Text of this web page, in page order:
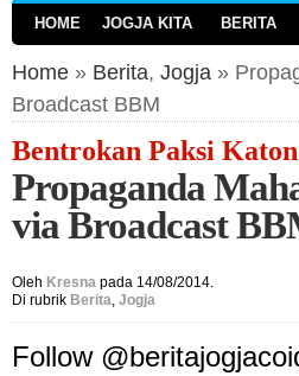
HOME JOGJA KITA BERITA
Home » Berita, Jogja »
Broadcast BBM
Bentrokan Paksi
Propaganda
via Broadcast
Oleh Kresna pada 14/08/2014.
Di rubrik Berita, Jogja
Follow